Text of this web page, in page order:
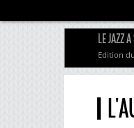
LE JAZZ
Edition